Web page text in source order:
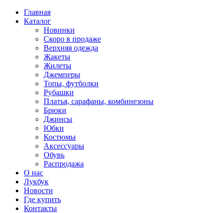
Главная
Каталог
Новинки
Скоро в продаже
Верхняя одежда
Жакеты
Жилеты
Джемперы
Топы, футболки
Рубашки
Платья, сарафаны, комбинезоны
Брюки
Джинсы
Юбки
Костюмы
Аксессуары
Обувь
Распродажа
О нас
Лукбук
Новости
Где купить
Контакты